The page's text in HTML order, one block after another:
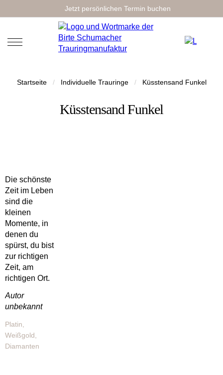
Jetzt persönlichen Termin buchen
Startseite / Individuelle Trauringe / Küsstensand Funkel
Küsstensand Funkel
Die schönste
Zeit im Leben
sind die
kleinen
Momente, in
denen du
spürst, du bist
zur richtigen
Zeit, am
richtigen Ort.
Autor
unbekannt
Platin,
Weißgold,
Diamanten